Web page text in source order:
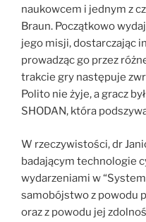
naukowcem i jednym z
Braun. Początkowo
jego misji, dostarczając
prowadząc go przez
trakcie gry następuje
Polito nie żyje, a gracz
SHODAN, która
W rzeczywistości, dr
badającym technologie
wydarzeniami w “System
samobójstwo z powodu
oraz z powodu jej